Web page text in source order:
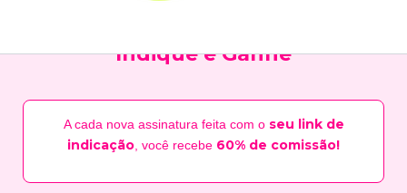
Indique e Ganhe
A cada nova assinatura feita com o seu link de
indicação , você recebe 60% de comissão!